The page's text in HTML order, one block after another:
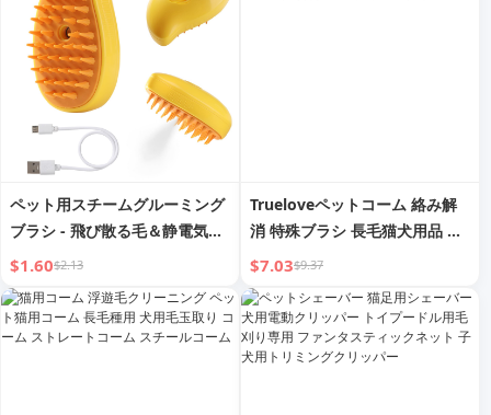
ペット用スチームグルーミング
ブラシ - 飛び散る毛＆静電気に
さよなら、優しいクリーニング
＆マッサージ
$1.60$2.13
Trueloveペットコーム 絡み解
消 特殊ブラシ 長毛猫犬用品 コ
ーム 浮遊毛クリーニング 掃除
アーティファクト
$7.03$9.37